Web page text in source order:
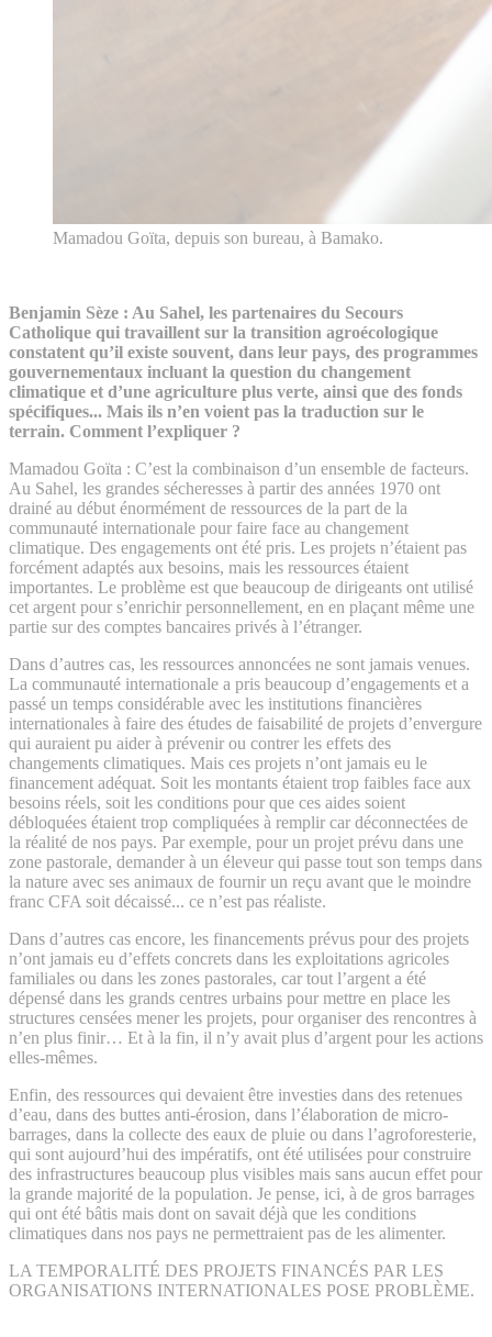
Mamadou Goïta, depuis son bureau, à Bamako.
Benjamin Sèze : Au Sahel, les partenaires du Secours
Catholique qui travaillent sur la transition agroécologique
constatent qu’il existe souvent, dans leur pays, des programmes
gouvernementaux incluant la question du changement
climatique et d’une agriculture plus verte, ainsi que des fonds
spécifiques... Mais ils n’en voient pas la traduction sur le
terrain. Comment l’expliquer ?
Mamadou Goïta : C’est la combinaison d’un ensemble de facteurs.
Au Sahel, les grandes sécheresses à partir des années 1970 ont
drainé au début énormément de ressources de la part de la
communauté internationale pour faire face au changement
climatique. Des engagements ont été pris. Les projets n’étaient pas
forcément adaptés aux besoins, mais les ressources étaient
importantes. Le problème est que beaucoup de dirigeants ont utilisé
cet argent pour s’enrichir personnellement, en en plaçant même une
partie sur des comptes bancaires privés à l’étranger.
Dans d’autres cas, les ressources annoncées ne sont jamais venues.
La communauté internationale a pris beaucoup d’engagements et a
passé un temps considérable avec les institutions financières
internationales à faire des études de faisabilité de projets d’envergure
qui auraient pu aider à prévenir ou contrer les effets des
changements climatiques. Mais ces projets n’ont jamais eu le
financement adéquat. Soit les montants étaient trop faibles face aux
besoins réels, soit les conditions pour que ces aides soient
débloquées étaient trop compliquées à remplir car déconnectées de
la réalité de nos pays. Par exemple, pour un projet prévu dans une
zone pastorale, demander à un éleveur qui passe tout son temps dans
la nature avec ses animaux de fournir un reçu avant que le moindre
franc CFA soit décaissé... ce n’est pas réaliste.
Dans d’autres cas encore, les financements prévus pour des projets
n’ont jamais eu d’effets concrets dans les exploitations agricoles
familiales ou dans les zones pastorales, car tout l’argent a été
dépensé dans les grands centres urbains pour mettre en place les
structures censées mener les projets, pour organiser des rencontres à
n’en plus finir… Et à la fin, il n’y avait plus d’argent pour les actions
elles-mêmes.
Enfin, des ressources qui devaient être investies dans des retenues
d’eau, dans des buttes anti-érosion, dans l’élaboration de micro-
barrages, dans la collecte des eaux de pluie ou dans l’agroforesterie,
qui sont aujourd’hui des impératifs, ont été utilisées pour construire
des infrastructures beaucoup plus visibles mais sans aucun effet pour
la grande majorité de la population. Je pense, ici, à de gros barrages
qui ont été bâtis mais dont on savait déjà que les conditions
climatiques dans nos pays ne permettraient pas de les alimenter.
LA TEMPORALITÉ DES PROJETS FINANCÉS PAR LES
ORGANISATIONS INTERNATIONALES POSE PROBLÈME.